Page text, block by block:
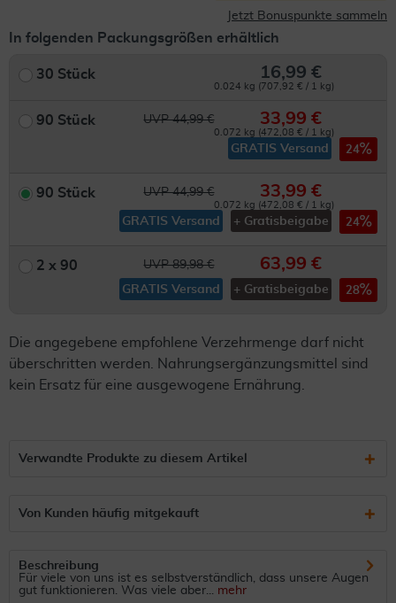
Jetzt Bonuspunkte sammeln
In folgenden Packungsgrößen erhältlich
30 Stück 16,99 €
0.024 kg (707,92 € / 1 kg)
90 Stück UVP 44,99 € 33,99 €
0.072 kg (472,08 € / 1 kg)
GRATIS Versand 24
90 Stück UVP 44,99 € 33,99 €
0.072 kg (472,08 € / 1 kg)
GRATIS Versand + Gratisbeigabe 24
2 x 90 UVP 89,98 € 63,99 €
GRATIS Versand + Gratisbeigabe 28
Die angegebene empfohlene Verzehrmenge darf nicht
überschritten werden. Nahrungsergänzungsmittel sind
kein Ersatz für eine ausgewogene Ernährung.
Verwandte Produkte zu diesem Artikel
Von Kunden häufig mitgekauft
Beschreibung
Für viele von uns ist es selbstverständlich, dass unsere Augen
gut funktionieren. Was viele aber... mehr